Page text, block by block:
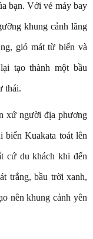
bạn. Với vé máy bay
khung cảnh lãng
gió mát từ biển và
tạo thành một bầu
thái.
xứ người địa phương
Kuakata toát lên
cứ du khách khi đến
trắng, bầu trời xanh,
nên khung cảnh yên